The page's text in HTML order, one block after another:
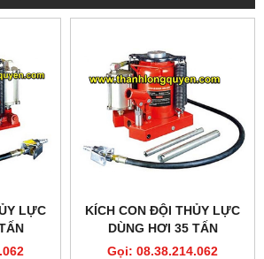
LỰC
KÍCH CON ĐỘI THỦY LỰC
DÙNG HƠI 35 TẤN
KAWASAKI
Gọi: 08.38.214.062